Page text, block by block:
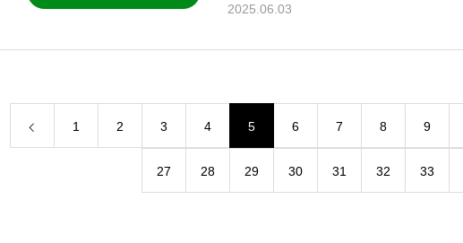
2025.06.03
1 2 3 4 5 6 7 8 9
27 28 29 30 31 32 33